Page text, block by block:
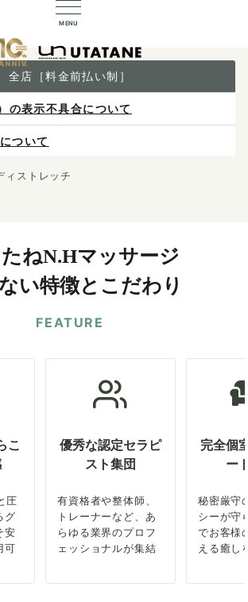
MENU
全店［料金前払い制］
表示不具合について
ついて
接お問い合わせください。
ィストレッチ
ねN.Hマッサージ
い特徴とこだわり
FEATURE
こ
圧
グ
安
可
優秀な認定セラピ
スト集団
有資格者や整体師、
トレーナーなど、あ
らゆる業界のプロフ
ェッショナルが集結
完全個
ー
秘密厳守
シーが守
でお客様
える癒し